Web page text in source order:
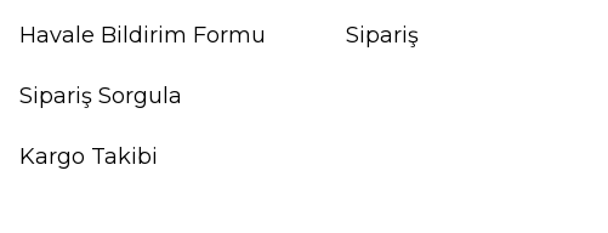
Havale Bildirim Formu
Sipariş Sorgula
Kargo Takibi
Sipariş